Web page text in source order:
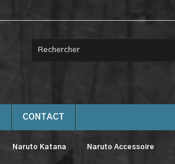
CONTACT
Naruto Katana Naruto Accessoire